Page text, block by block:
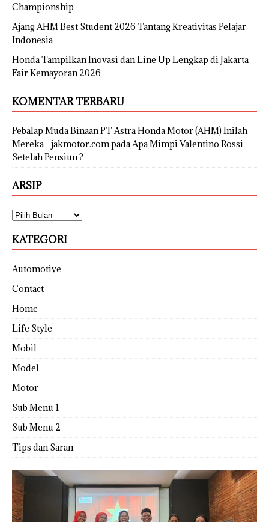
Championship
Ajang AHM Best Student 2026 Tantang Kreativitas Pelajar
Indonesia
Honda Tampilkan Inovasi dan Line Up Lengkap di Jakarta
Fair Kemayoran 2026
KOMENTAR TERBARU
Pebalap Muda Binaan PT Astra Honda Motor (AHM) Inilah
Mereka - jakmotor.compadaApa Mimpi Valentino Rossi
Setelah Pensiun ?
ARSIP
KATEGORI
Automotive
Contact
Home
Life Style
Mobil
Model
Motor
Sub Menu 1
Sub Menu 2
Tips dan Saran